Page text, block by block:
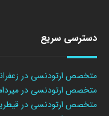
دسترسی سریع
متخصص ارتودنسی در
متخصص ارتودنسی در
متخصص ارتودنسی در